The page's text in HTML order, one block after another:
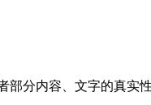
部分内容、文字的真实